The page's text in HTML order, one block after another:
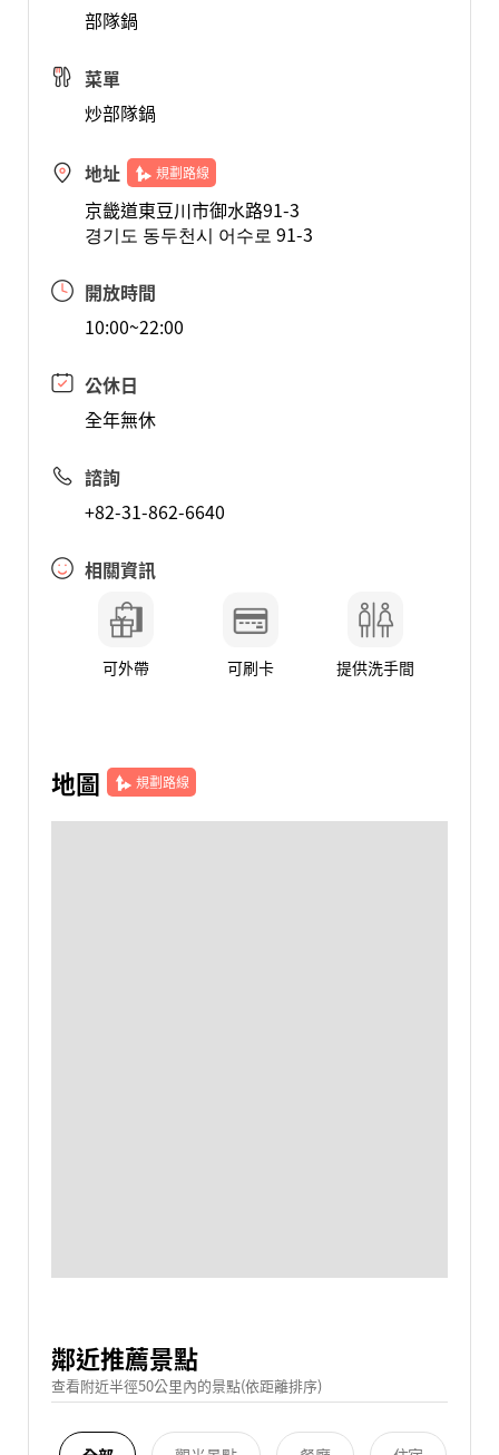
部隊鍋
菜單
炒部隊鍋
地址 規劃路線
京畿道東豆川市御水路91-3
경기도 동두천시 어수로 91-3
開放時間
10:00~22:00
公休日
全年無休
諮詢
+82-31-862-6640
相關資訊
可外帶 可刷卡 提供洗手間
地圖 規劃路線
鄰近推薦景點
查看附近半徑50公里內的景點(依距離排序)